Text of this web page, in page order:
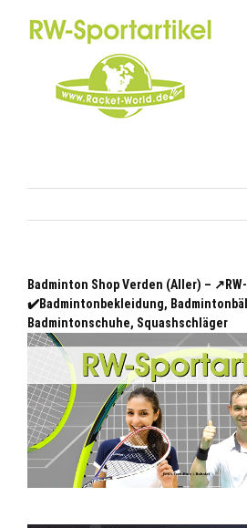
Badminton Shop Verden (Aller) –
✔️Badmintonbekleidung,
Badmintonschuhe, Squashschläger